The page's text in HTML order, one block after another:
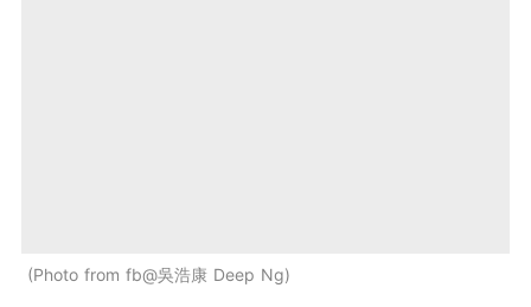
Photo from fb@吳浩康 Deep Ng